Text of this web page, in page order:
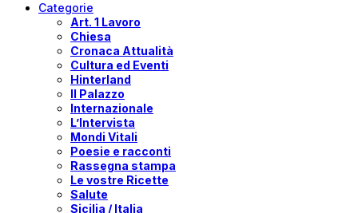
Categorie
Art. 1 Lavoro
Chiesa
Cronaca Attualità
Cultura ed Eventi
Hinterland
Il Palazzo
Internazionale
L’Intervista
Mondi Vitali
Poesie e racconti
Rassegna stampa
Le vostre Ricette
Salute
Sicilia / Italia